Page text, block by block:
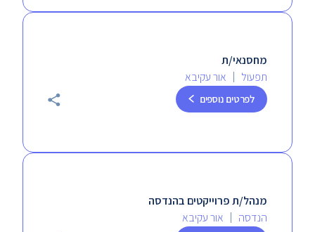
מחסנאי/ת
אור עקיבא
תפעול
לפרטים נוספים
מנהל/ת פרוייקטים בהנדסה
אור עקיבא
הנדסה